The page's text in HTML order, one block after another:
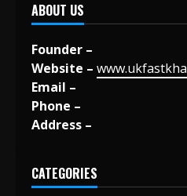
ABOUT US
Founder –
Website –
Email –
Phone –
Address –
CATEGORIES